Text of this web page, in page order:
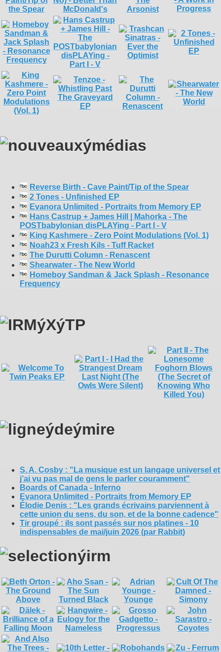
Reverse Birth - Cave Paint/Tip of the Spear
2 Tones - Unfinished EP
Evanora Unlimited - Portraits from Memory EP
Hans Castrup + James Hill | Mahorka - The
POSTbabylonian disPLAYing - Part I - V
King Kashmere - Zero Point Modulations (Vol. 1)
Noah23 x Fresh Kils - Tuff Racket
The Durutti Column - Renascent
Shearwater - The New World
Homeboy Sandman & Jack Splash - Resonance
Frequency
S. A. Cosby : "La musique est un langage universel et
j’ai vu pas mal de gens le parler couramment"
Boards of Canada - Inferno
Evanora Unlimited - Portraits from Memory EP
Élodie Denis : "Les grands écrivains parviennent à
cette union du sens, du son, et de la bonne cadence"
Tir groupé : ils sont passés sur nos platines - 10
indispensables de mai/juin 2026 (par Rabbit)